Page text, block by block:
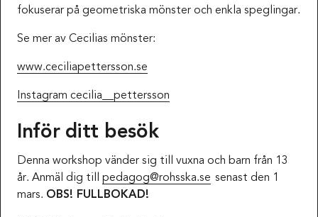
fokuserar på geometriska mönster och enkla speglingar.
Se mer av Cecilias mönster:
www.ceciliapettersson.se
Instagram cecilia__pettersson
Inför ditt besök
Denna workshop vänder sig till vuxna och barn från 13
år. Anmäl dig till pedagog@rohsska.se senast den 1
mars. OBS! FULLBOKAD!